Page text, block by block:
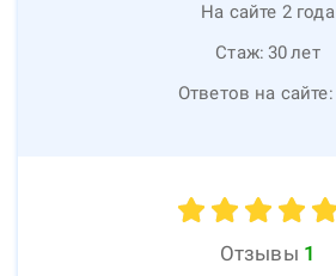
На сайте 2 года
Стаж: 30лет
Ответов на сайте:
Отзывы 1